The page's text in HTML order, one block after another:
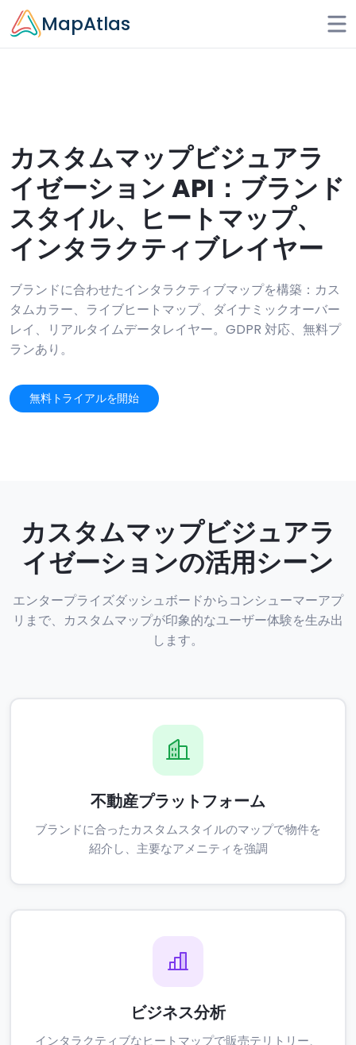
Skip to main content
MapAtlas
カスタムマップビジュアラ
イゼーション API：ブランド
スタイル、ヒートマップ、
インタラクティブレイヤー
ブランドに合わせたインタラクティブマップを構築：カス
タムカラー、ライブヒートマップ、ダイナミックオーバー
レイ、リアルタイムデータレイヤー。GDPR 対応、無料プ
ランあり。
無料トライアルを開始
カスタムマップビジュアラ
イゼーションの活用シーン
エンタープライズダッシュボードからコンシューマーアプ
リまで、カスタムマップが印象的なユーザー体験を生み出
します。
不動産プラットフォーム
ブランドに合ったカスタムスタイルのマップで物件を
紹介し、主要なアメニティを強調
ビジネス分析
インタラクティブなヒートマップで販売テリトリー、